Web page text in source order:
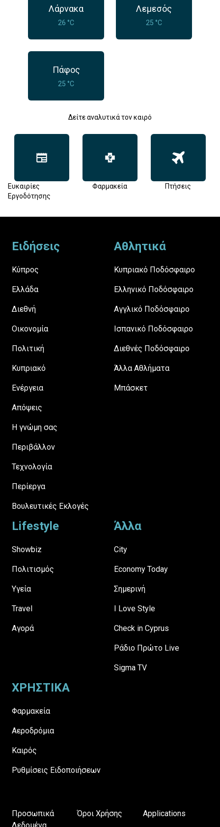
Λάρνακα
26 °C
Λεμεσός
25 °C
Πάφος
25 °C
Δείτε αναλυτικά τον καιρό
Ευκαιρίες
Εργοδότησης
Φαρμακεία Πτήσεις
Ειδήσεις
Κύπρος
Ελλάδα
Διεθνή
Οικονομία
Πολιτική
Κυπριακό
Ενέργεια
Απόψεις
H γνώμη σας
Περιβάλλον
Τεχνολογία
Περίεργα
Βουλευτικές Εκλογές
Αθλητικά
Κυπριακό Ποδόσφαιρο
Ελληνικό Ποδόσφαιρο
Αγγλικό Ποδόσφαιρο
Ισπανικό Ποδόσφαιρο
Διεθνές Ποδόσφαιρο
Άλλα Αθλήματα
Μπάσκετ
Lifestyle
Showbiz
Πολιτισμός
Υγεία
Travel
Αγορά
Άλλα
City
Economy Today
Σημερινή
I Love Style
Check in Cyprus
Ράδιο Πρώτο Live
Sigma TV
ΧΡΗΣΤΙΚΑ
Φαρμακεία
Αεροδρόμια
Καιρός
Ρυθμίσεις Ειδοποιήσεων
Προσωπικά
Δεδομένα
Όροι Χρήσης Applications